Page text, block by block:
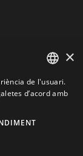
SPANISH
×
de l'usuari.
d’acord amb